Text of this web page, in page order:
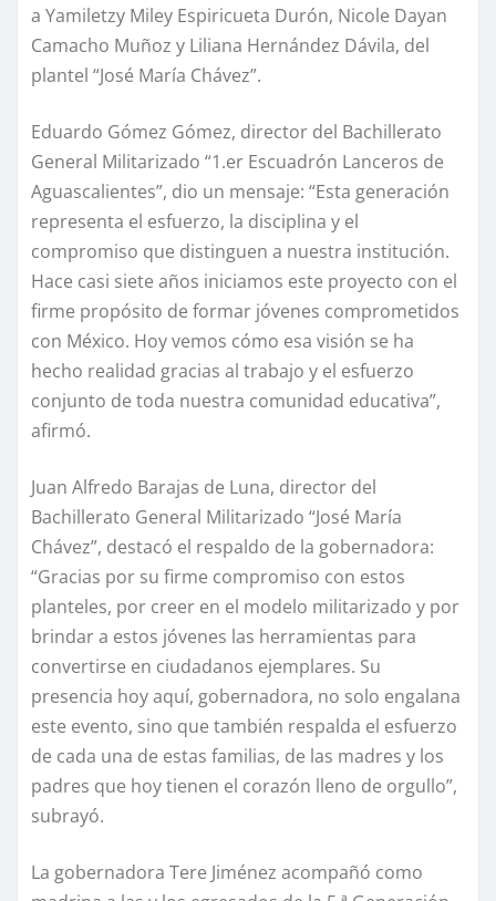
a Yamiletzy Miley Espiricueta Durón, Nicole Dayan
Camacho Muñoz y Liliana Hernández Dávila, del
plantel “José María Chávez”.
Eduardo Gómez Gómez, director del Bachillerato
General Militarizado “1.er Escuadrón Lanceros de
Aguascalientes”, dio un mensaje: “Esta generación
representa el esfuerzo, la disciplina y el
compromiso que distinguen a nuestra institución.
Hace casi siete años iniciamos este proyecto con el
firme propósito de formar jóvenes comprometidos
con México. Hoy vemos cómo esa visión se ha
hecho realidad gracias al trabajo y el esfuerzo
conjunto de toda nuestra comunidad educativa”,
afirmó.
Juan Alfredo Barajas de Luna, director del
Bachillerato General Militarizado “José María
Chávez”, destacó el respaldo de la gobernadora:
“Gracias por su firme compromiso con estos
planteles, por creer en el modelo militarizado y por
brindar a estos jóvenes las herramientas para
convertirse en ciudadanos ejemplares. Su
presencia hoy aquí, gobernadora, no solo engalana
este evento, sino que también respalda el esfuerzo
de cada una de estas familias, de las madres y los
padres que hoy tienen el corazón lleno de orgullo”,
subrayó.
La gobernadora Tere Jiménez acompañó como